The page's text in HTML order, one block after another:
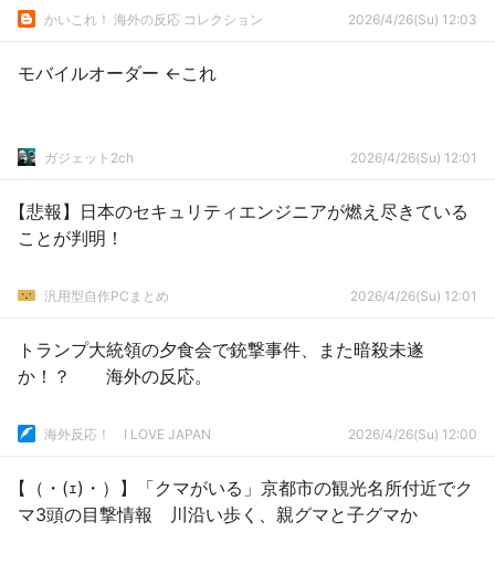
応）かいこれ！ 海外の反応 コレクション 2026/4/26(Su) 12:03
モバイルオーダー ←これ
ガジェット2ch 2026/4/26(Su) 12:01
【悲報】日本のセキュリティエンジニアが燃え尽きている
ことが判明！
汎用型自作PCまとめ 2026/4/26(Su) 12:01
トランプ大統領の夕食会で銃撃事件、また暗殺未遂
か！？ 海外の反応。
海外反応！ I LOVE JAPAN 2026/4/26(Su) 12:00
【（・(ｪ)・）】「クマがいる」京都市の観光名所付近でク
マ3頭の目撃情報 川沿い歩く、親グマと子グマか